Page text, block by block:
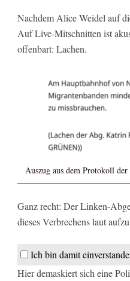
Nachdem Alice Weidel auf
Auf Live-Mitschnitten ist
offenbart: Lachen.
Auszug aus dem Protokoll
Ganz recht: Der Linken-
dieses Verbrechens laut
Ich bin damit
Hier demaskiert sich eine